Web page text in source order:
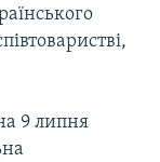
9 липня